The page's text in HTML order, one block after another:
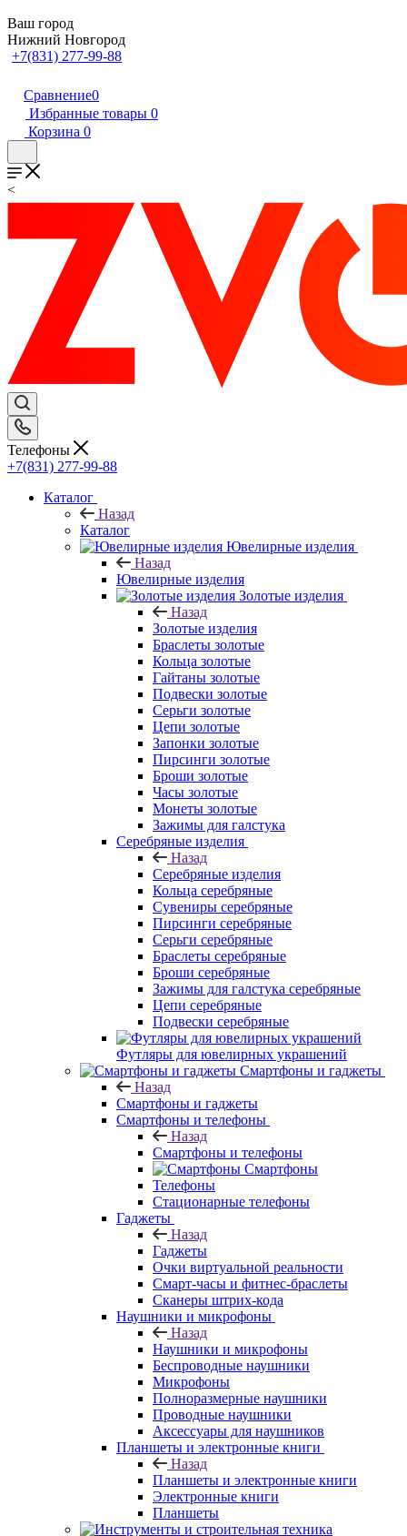
Ваш город
Нижний Новгород
+7(831) 277-99-88
Сравнение0
Избранные товары 0
Корзина 0
<
Телефоны
+7(831) 277-99-88
Каталог
Назад
Каталог
Ювелирные изделия
Назад
Ювелирные изделия
Золотые изделия
Назад
Золотые изделия
Браслеты золотые
Кольца золотые
Гайтаны золотые
Подвески золотые
Серьги золотые
Цепи золотые
Запонки золотые
Пирсинги золотые
Броши золотые
Часы золотые
Монеты золотые
Зажимы для галстука
Серебряные изделия
Назад
Серебряные изделия
Кольца серебряные
Сувениры серебряные
Пирсинги серебряные
Серьги серебряные
Браслеты серебряные
Броши серебряные
Зажимы для галстука серебряные
Цепи серебряные
Подвески серебряные
Футляры для ювелирных украшений
Смартфоны и гаджеты
Назад
Смартфоны и гаджеты
Смартфоны и телефоны
Назад
Смартфоны и телефоны
Смартфоны
Телефоны
Стационарные телефоны
Гаджеты
Назад
Гаджеты
Очки виртуальной реальности
Смарт-часы и фитнес-браслеты
Сканеры штрих-кода
Наушники и микрофоны
Назад
Наушники и микрофоны
Беспроводные наушники
Микрофоны
Полноразмерные наушники
Проводные наушники
Аксессуары для наушников
Планшеты и электронные книги
Назад
Планшеты и электронные книги
Электронные книги
Планшеты